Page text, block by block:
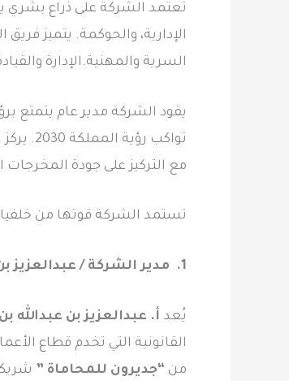
تعتمد الشركة على ذراع بشري
الإدارية، والحوكمة. يتميز
السرية والمهنية.الإدارة
يقود الشركة مدير عام يتمتع
تواكب
مع التركيز على جودة المخرجات
تستمد الشركة قوتها من
1. مدير الشركة / عبدالعزيز بن عبدالله بن هقشه
يُعد أ. عبدالعزيز بن عبدالله
القانونية التي تخدم قطاع
من “جديرون للمحاماة ”